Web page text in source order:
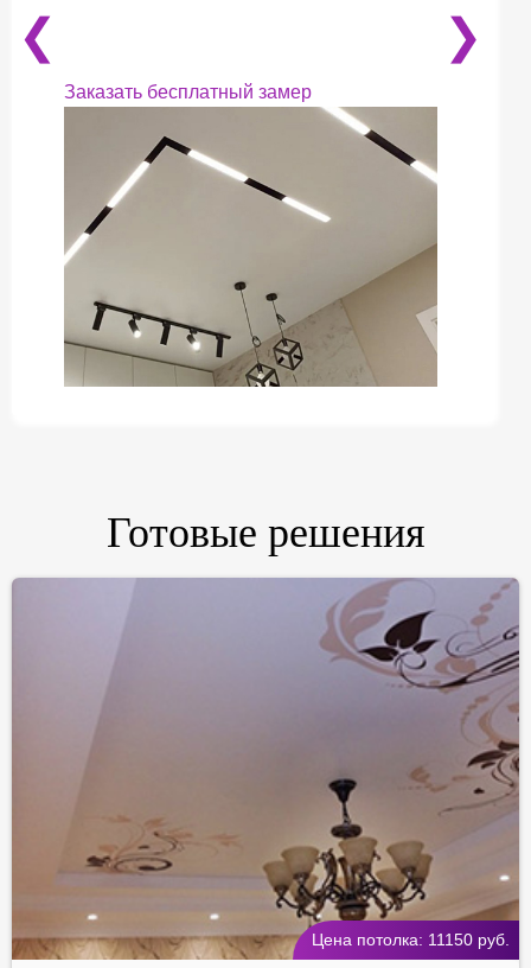
❮
Заказать бесплатный замер
❯
Готовые решения
Цена потолка: 11150 руб.